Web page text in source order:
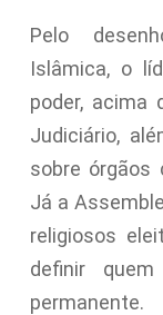
Pelo
Islâmica, o
poder, acima
Judiciário,
sobre órgãos
Já a
religiosos
definir
permanente.